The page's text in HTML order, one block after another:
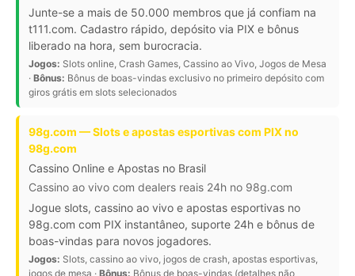
Junte-se a mais de 50.000 membros que já confiam na
t111.com. Cadastro rápido, depósito via PIX e bônus
liberado na hora, sem burocracia.
Jogos: Slots online, Crash Games, Cassino ao Vivo, Jogos de Mesa
· Bônus: Bônus de boas-vindas exclusivo no primeiro depósito com
giros grátis em slots selecionados
98g.com — Slots e apostas esportivas com PIX no
98g.com
Cassino Online e Apostas no Brasil
Cassino ao vivo com dealers reais 24h no 98g.com
Jogue slots, cassino ao vivo e apostas esportivas no
98g.com com PIX instantâneo, suporte 24h e bônus de
boas-vindas para novos jogadores.
Jogos: Slots, cassino ao vivo, jogos de crash, apostas esportivas,
jogos de mesa · Bônus: Bônus de boas-vindas (detalhes não